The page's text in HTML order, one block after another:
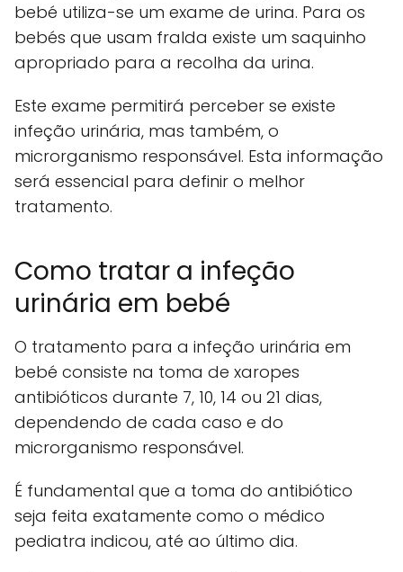
bebé utiliza-se um exame de urina. Para os
bebés que usam fralda existe um saquinho
apropriado para a recolha da urina.
Este exame permitirá perceber se existe
infeção urinária, mas também, o
microrganismo responsável. Esta informação
será essencial para definir o melhor
tratamento.
Como tratar a infeção
urinária em bebé
O tratamento para a infeção urinária em
bebé consiste na toma de xaropes
antibióticos durante 7, 10, 14 ou 21 dias,
dependendo de cada caso e do
microrganismo responsável.
É fundamental que a toma do antibiótico
seja feita exatamente como o médico
pediatra indicou, até ao último dia.